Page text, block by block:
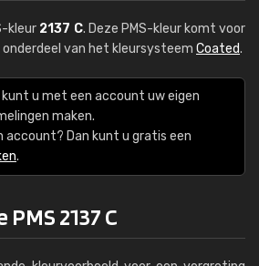
kleur 2137 C. Deze PMS-kleur komt voor
onderdeel van het kleursysteem Coated.
u met een account uw eigen
maken.
account? Dan kunt u gratis een
.
2137 C